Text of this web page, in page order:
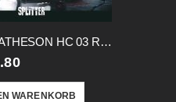
ALICE MATHESON HC 03 RETTET AMY
WARENKORB